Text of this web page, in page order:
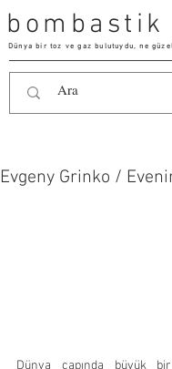
bombastik
Dünya bir toz ve gaz bulutuydu, ne
Evgeny Grinko /
Dünya çapında büyük